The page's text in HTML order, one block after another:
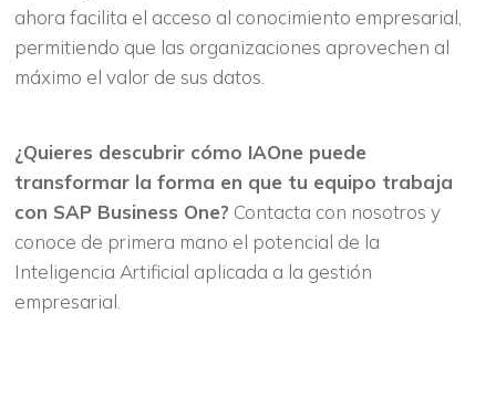
ahora facilita el acceso al conocimiento empresarial,
permitiendo que las organizaciones aprovechen al
máximo el valor de sus datos.
¿Quieres descubrir cómo IAOne puede
transformar la forma en que tu equipo trabaja
con SAP Business One? Contacta con nosotros y
conoce de primera mano el potencial de la
Inteligencia Artificial aplicada a la gestión
empresarial.